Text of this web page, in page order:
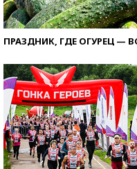
ПРАЗДНИК, ГДЕ ОГУРЕЦ —